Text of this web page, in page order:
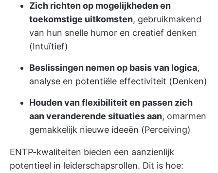
Zich richten op mogelijkheden en
toekomstige uitkomsten, gebruikmakend
van hun snelle humor en creatief denken
(Intuïtief)
Beslissingen nemen op basis van logica,
analyse en potentiële effectiviteit (Denken)
Houden van flexibiliteit en passen zich
aan veranderende situaties aan, omarmen
gemakkelijk nieuwe ideeën (Perceiving)
ENTP-kwaliteiten bieden een aanzienlijk
potentieel in leiderschapsrollen. Dit is hoe: